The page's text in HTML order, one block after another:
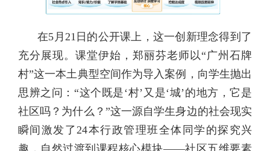
在5月21日的公开课上，这一创新理念得到了
充分展现。课堂伊始，郑丽芬老师以“广州石牌
村”这一本土典型空间作为导入案例，向学生抛出
思辨之问：“这个既是‘村’又是‘城’的地方，它是
社区吗？为什么？”这一源自学生身边的社会现实
瞬间激发了24本行政管理班全体同学的探究兴
趣，自然过渡到课程核心模块——社区五维要素